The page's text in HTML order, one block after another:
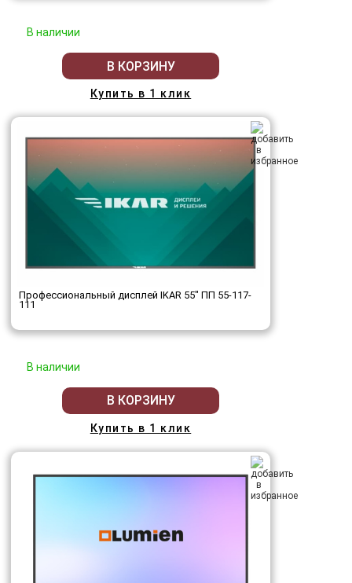
В наличии
В КОРЗИНУ
Купить в 1 клик
Профессиональный дисплей IKAR 55" ПП 55-117-
111
В наличии
В КОРЗИНУ
Купить в 1 клик